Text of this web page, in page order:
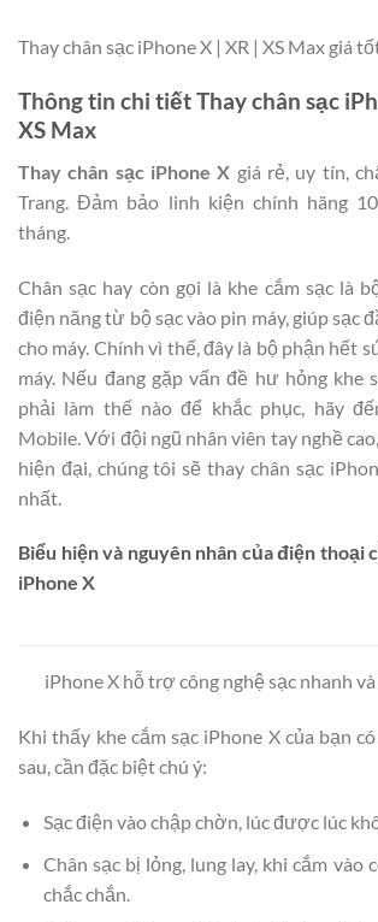
Thay chân sạc iPhone X | XR | XS Max giá
Thông tin chi tiết Thay chân sạc
XS Max
Thay chân sạc iPhone X giá rẻ, uy tín,
Trang. Đảm bảo linh kiện chính hãng
tháng.
Chân sạc hay còn gọi là khe cắm sạc là
điện năng từ bộ sạc vào pin máy, giúp sạc
cho máy. Chính vì thế, đây là bộ phận hết
máy. Nếu đang gặp vấn đề hư hỏng khe
phải làm thế nào để khắc phục, hãy
Mobile. Với đội ngũ nhân viên tay nghề
hiện đại, chúng tôi sẽ thay chân sạc
nhất.
Biểu hiện và nguyên nhân của điện thoại
iPhone X
iPhone X hỗ trợ công nghệ sạc nhanh
Khi thấy khe cắm sạc iPhone X của bạn
sau, cần đặc biệt chú ý:
Sạc điện vào chập chờn, lúc được lúc
Chân sạc bị lỏng, lung lay, khi cắm vào
chắc chắn.